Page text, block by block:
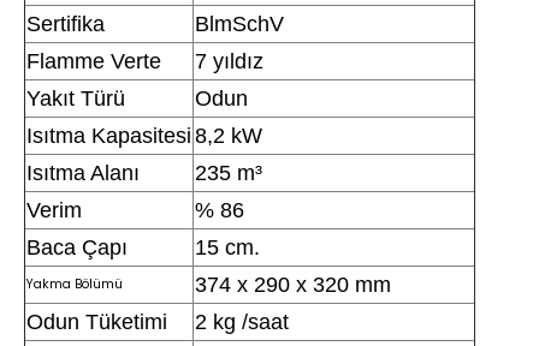
Sertifika
BlmSchV
Flamme Verte
7 yıldız
Yakıt Türü
Odun
Isıtma Kapasitesi 8,2 kW
Isıtma Alanı
235 m³
Verim
% 86
Baca Çapı
15 cm.
Yakma Bölümü
374 x 290 x 320 mm
Odun Tüketimi
2 kg /saat